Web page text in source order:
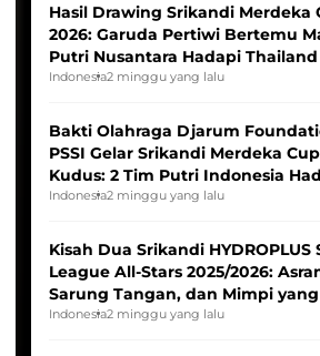
Hasil Drawing Srikandi Merdeka
2026: Garuda Pertiwi Bertemu
Putri Nusantara Hadapi Thailand
Indonesia2 minggu yang lalu
Bakti Olahraga Djarum
PSSI Gelar Srikandi Merdeka
Kudus: 2 Tim Putri Indonesia
Tim Asia
Indonesia2 minggu yang lalu
Kisah Dua Srikandi HYDROPLUS
League All-Stars 2025/2026:
Sarung Tangan, dan Mimpi
Pernah Padam
Indonesia2 minggu yang lalu